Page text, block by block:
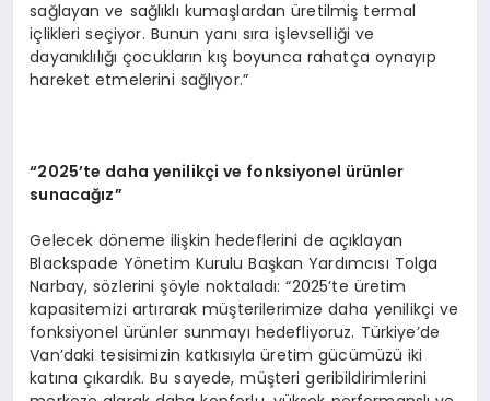
sağlayan ve sağlıklı kumaşlardan üretilmiş termal
içlikleri seçiyor. Bunun yanı sıra işlevselliği ve
dayanıklılığı çocukların kış boyunca rahatça oynayıp
hareket etmelerini sağlıyor.”
“2025’te daha yenilikçi ve fonksiyonel ürünler
sunacağız”
Gelecek döneme ilişkin hedeflerini de açıklayan
Blackspade Yönetim Kurulu Başkan Yardımcısı Tolga
Narbay, sözlerini şöyle noktaladı: “2025’te üretim
kapasitemizi artırarak müşterilerimize daha yenilikçi ve
fonksiyonel ürünler sunmayı hedefliyoruz. Türkiye’de
Van’daki tesisimizin katkısıyla üretim gücümüzü iki
katına çıkardık. Bu sayede, müşteri geribildirimlerini